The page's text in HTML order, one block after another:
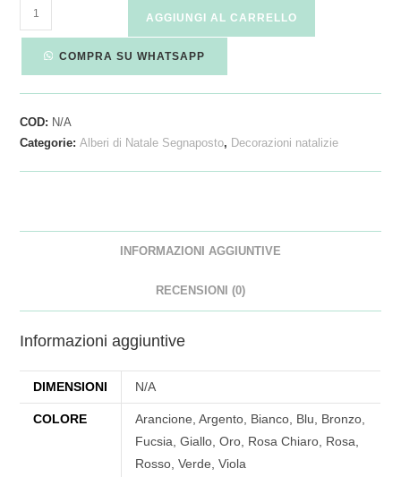
AGGIUNGI AL CARRELLO
COMPRA SU WHATSAPP
COD: N/A
Categorie:Alberi di Natale Segnaposto, Decorazioni natalizie
INFORMAZIONI AGGIUNTIVE
RECENSIONI (0)
Informazioni aggiuntive
DIMENSIONI N/A
COLORE
Arancione, Argento, Bianco, Blu, Bronzo,
Fucsia, Giallo, Oro, Rosa Chiaro, Rosa,
Rosso, Verde, Viola